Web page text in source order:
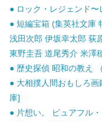
● ロック・レジェンド
● 短編宝箱 (集英社文庫
浅田次郎 伊坂幸太郎 荻
東野圭吾 道尾秀介 米澤
● 歴史探偵 昭和の教え
● 大相撲人間おもしろ
庫]
● 片想い。 ピュアフル